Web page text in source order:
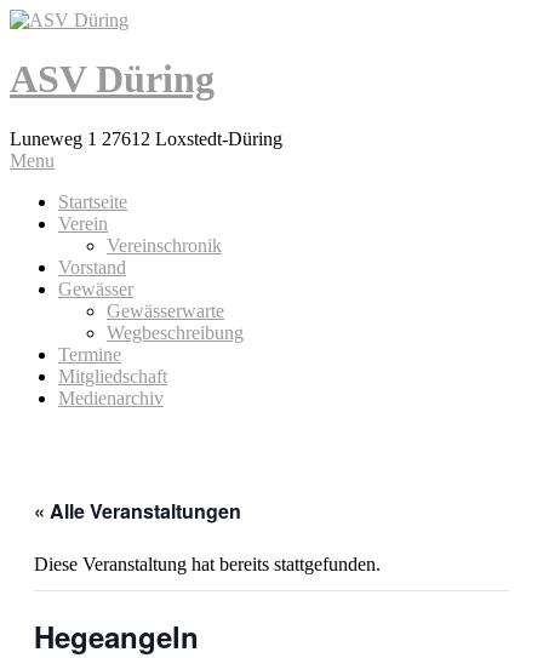
ASV Düring
Luneweg 1 27612 Loxstedt-Düring
Menu
Startseite
Verein
Vereinschronik
Vorstand
Gewässer
Gewässerwarte
Wegbeschreibung
Termine
Mitgliedschaft
Medienarchiv
« Alle Veranstaltungen
Diese Veranstaltung hat bereits stattgefunden.
Hegeangeln